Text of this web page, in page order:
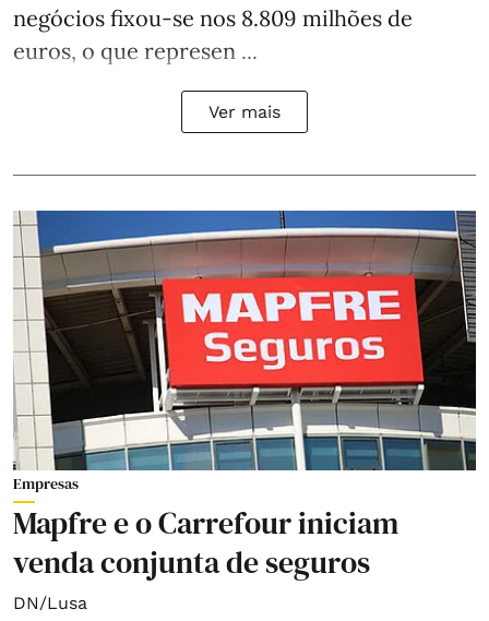
negócios fixou-se nos 8.809 milhões de
euros, o que represen ...
Ver mais
Empresas
Mapfre e o Carrefour iniciam
venda conjunta de seguros
DN/Lusa